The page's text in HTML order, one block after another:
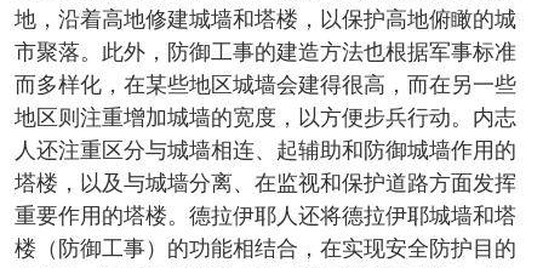
地，沿着高地修建城墙和塔楼，以保护高地俯瞰的城
市聚落。此外，防御工事的建造方法也根据军事标准
而多样化，在某些地区城墙会建得很高，而在另一些
地区则注重增加城墙的宽度，以方便步兵行动。内志
人还注重区分与城墙相连、起辅助和防御城墙作用的
塔楼，以及与城墙分离、在监视和保护道路方面发挥
重要作用的塔楼。德拉伊耶人还将德拉伊耶城墙和塔
楼（防御工事）的功能相结合，在实现安全防护目的